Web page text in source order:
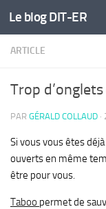
Skip to content
Le blog DIT-ER
ARTICLE
Trop
PAR GÉRALD COLLAUD ·
Si vous vous êtes
ouverts en même
être pour vous.
Taboo permet de